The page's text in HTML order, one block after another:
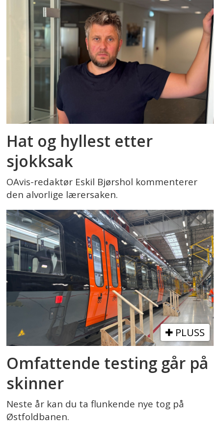
Hat og hyllest etter
sjokksak
OAvis-redaktør Eskil Bjørshol kommenterer
den alvorlige lærersaken.
PLUSS
Omfattende testing går på
skinner
Neste år kan du ta flunkende nye tog på
Østfoldbanen.